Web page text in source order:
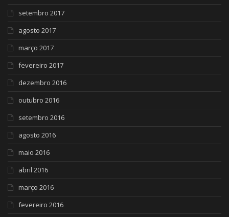
setembro 2017
agosto 2017
março 2017
fevereiro 2017
dezembro 2016
outubro 2016
setembro 2016
agosto 2016
maio 2016
abril 2016
março 2016
fevereiro 2016